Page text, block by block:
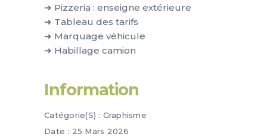
➜ Pizzeria : enseigne extérieure
➜ Tableau des tarifs
➜ Marquage véhicule
➜ Habillage camion
Information
Catégorie(s) : Graphisme
Date : 25 Mars 2026